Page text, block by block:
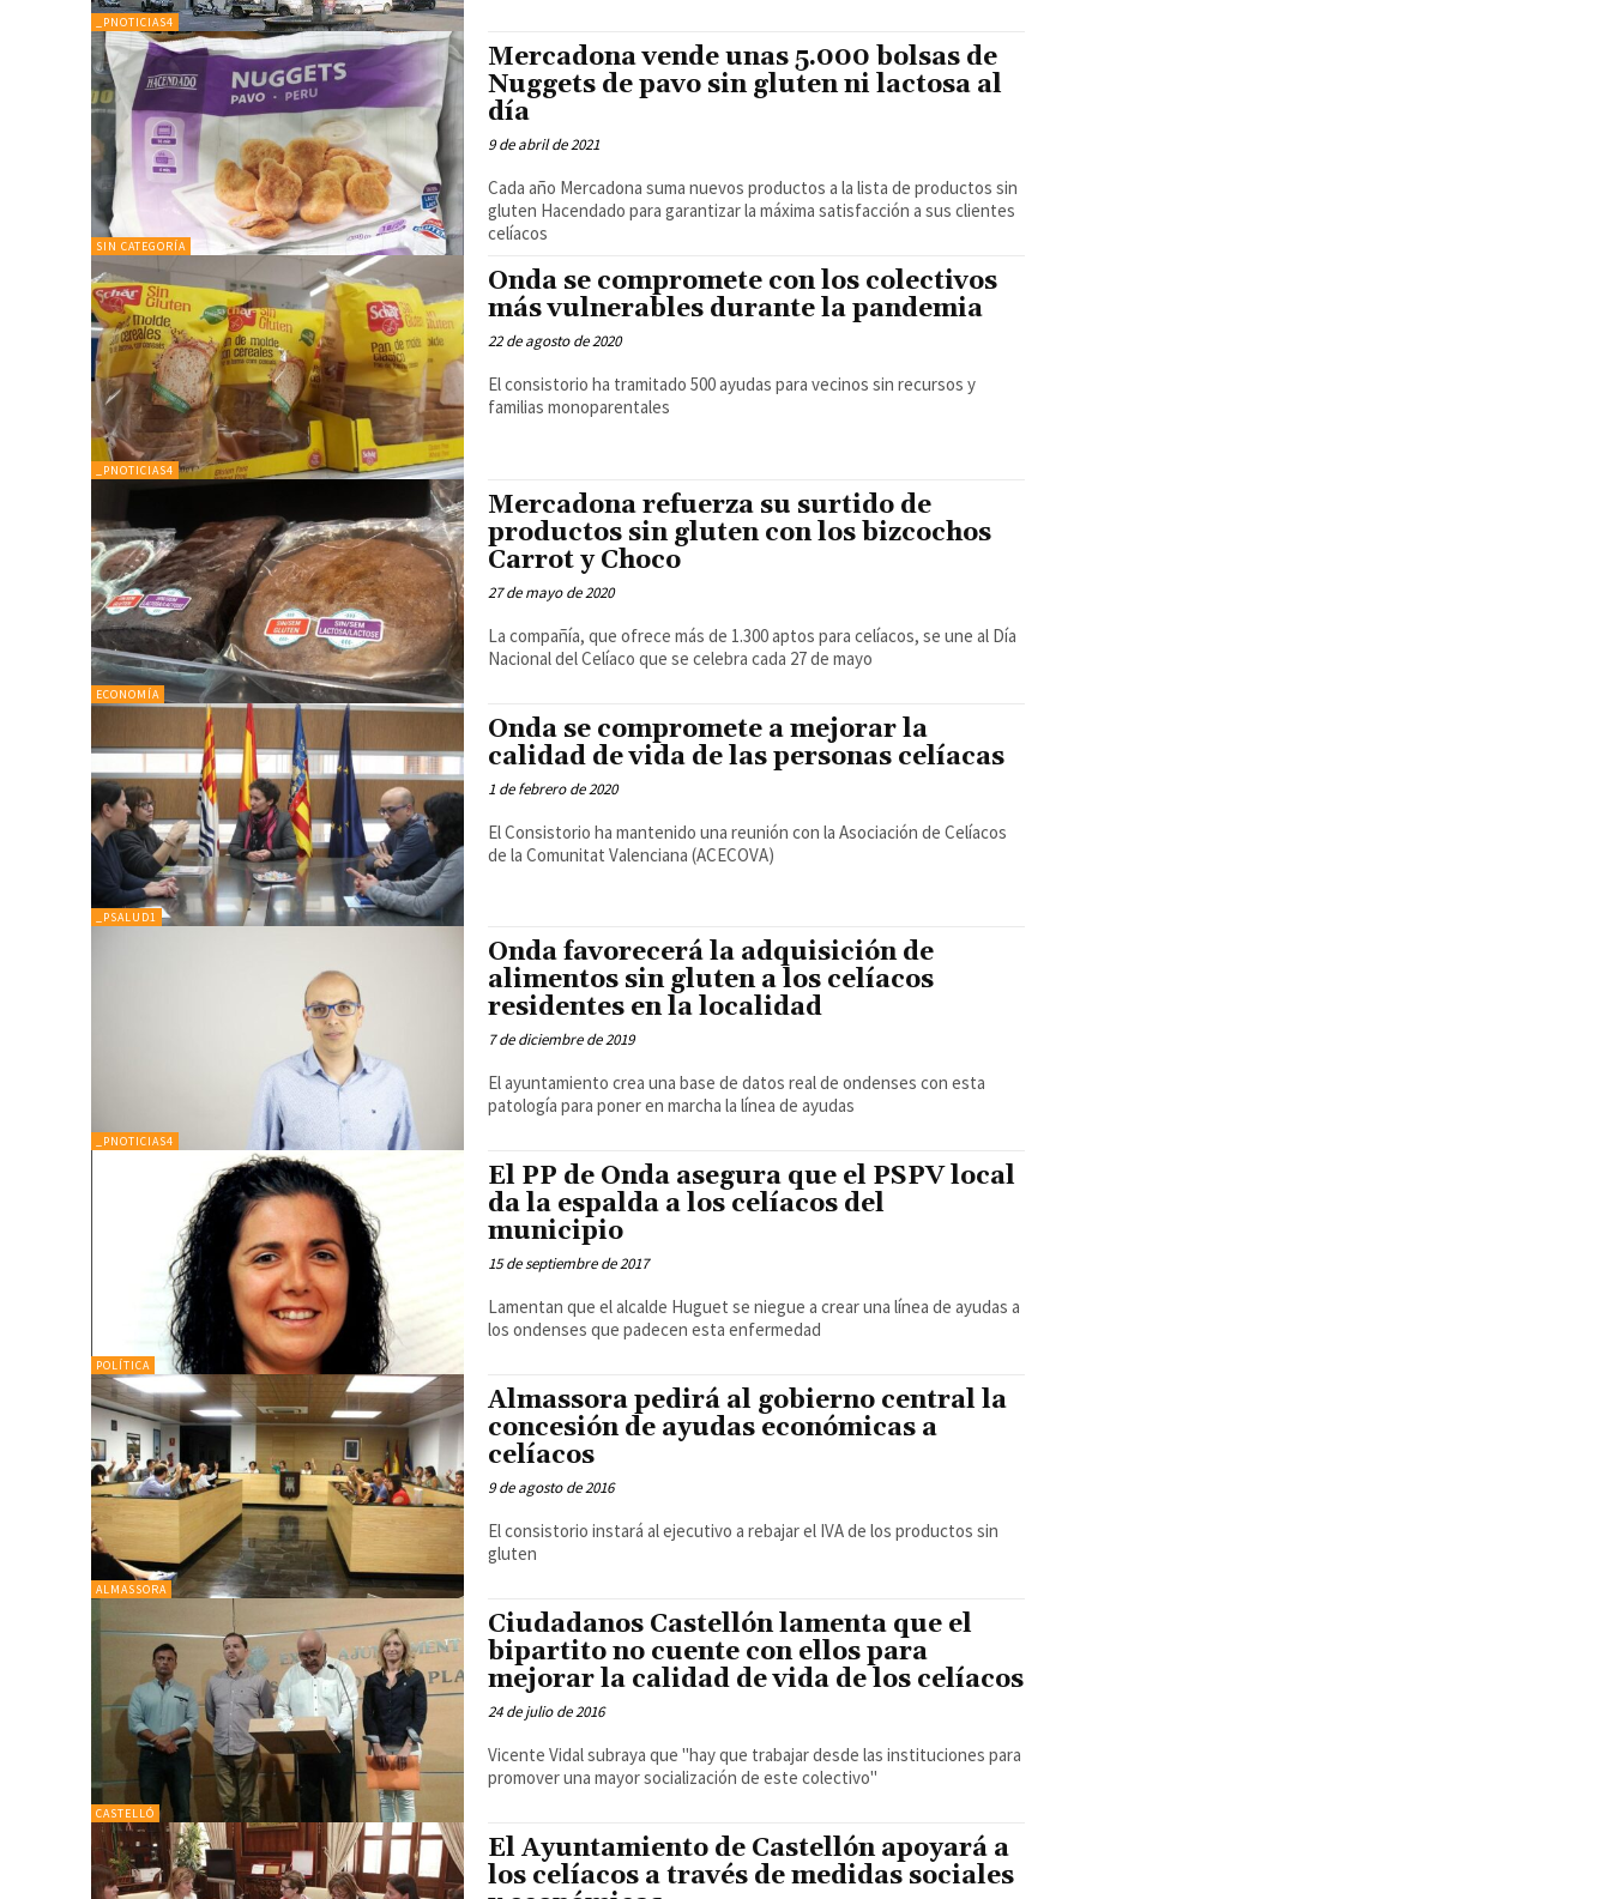
_PNOTICIAS4
SIN CATEGORÍA
Mercadona vende unas 5.000 bolsas de
Nuggets de pavo sin gluten ni lactosa al
día
9 de abril de 2021
Cada año Mercadona suma nuevos productos a la lista de productos sin
gluten Hacendado para garantizar la máxima satisfacción a sus clientes
celíacos
_PNOTICIAS4
Onda se compromete con los colectivos
más vulnerables durante la pandemia
22 de agosto de 2020
El consistorio ha tramitado 500 ayudas para vecinos sin recursos y
familias monoparentales
ECONOMÍA
Mercadona refuerza su surtido de
productos sin gluten con los bizcochos
Carrot y Choco
27 de mayo de 2020
La compañía, que ofrece más de 1.300 aptos para celíacos, se une al Día
Nacional del Celíaco que se celebra cada 27 de mayo
_PSALUD1
Onda se compromete a mejorar la
calidad de vida de las personas celíacas
1 de febrero de 2020
El Consistorio ha mantenido una reunión con la Asociación de Celíacos
de la Comunitat Valenciana (ACECOVA)
_PNOTICIAS4
Onda favorecerá la adquisición de
alimentos sin gluten a los celíacos
residentes en la localidad
7 de diciembre de 2019
El ayuntamiento crea una base de datos real de ondenses con esta
patología para poner en marcha la línea de ayudas
POLÍTICA
El PP de Onda asegura que el PSPV local
da la espalda a los celíacos del
municipio
15 de septiembre de 2017
Lamentan que el alcalde Huguet se niegue a crear una línea de ayudas a
los ondenses que padecen esta enfermedad
ALMASSORA
Almassora pedirá al gobierno central la
concesión de ayudas económicas a
celíacos
9 de agosto de 2016
El consistorio instará al ejecutivo a rebajar el IVA de los productos sin
gluten
CASTELLÓ
Ciudadanos Castellón lamenta que el
bipartito no cuente con ellos para
mejorar la calidad de vida de los celíacos
24 de julio de 2016
Vicente Vidal subraya que "hay que trabajar desde las instituciones para
promover una mayor socialización de este colectivo"
El Ayuntamiento de Castellón apoyará a
los celíacos a través de medidas sociales